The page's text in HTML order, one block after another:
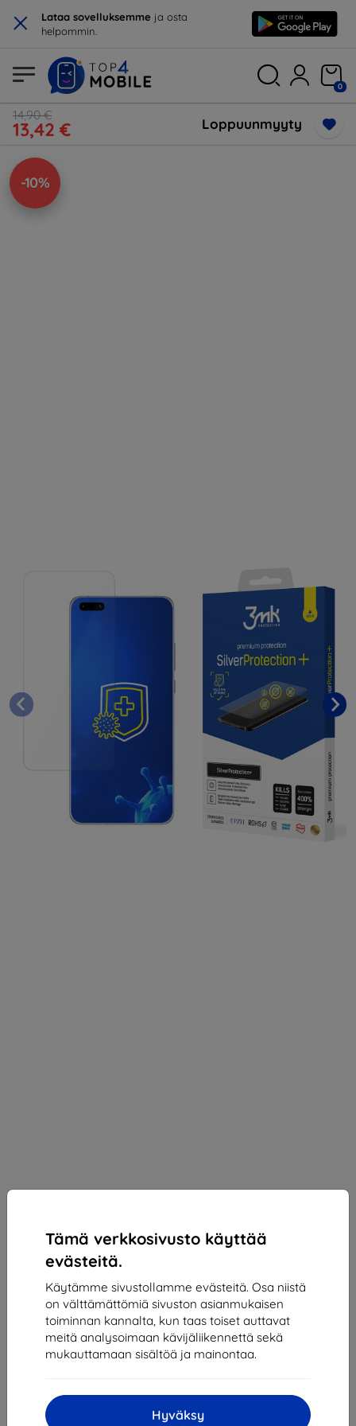
× Lataa sovelluksemme ja osta
helpommin.
Tämä verkkosivusto käyttää
evästeitä.
Käytämme sivustollamme evästeitä. Osa niistä
on välttämättömiä sivuston asianmukaisen
toiminnan kannalta, kun taas toiset auttavat
meitä analysoimaan kävijäliikennettä sekä
mukauttamaan sisältöä ja mainontaa.
Hyväksy
0
14,90 €
13,42 € Loppuunmyyty
-10%
Suojakalvo 3MK Silver Protect+ Huawei Mate 40
Pro Wet-mounted Antimicrobial film
Kuvaus ja tekniset tiedot
14,90 €